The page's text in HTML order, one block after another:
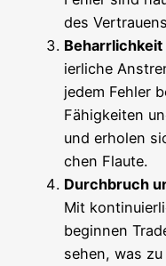
des
Beharr­lich­keit
ier­li­che
jedem Feh­ler
Fähig­kei­ten
und erho­len
chen Flaute.
Durch­bruch
Mit
begin­nen
sehen, was